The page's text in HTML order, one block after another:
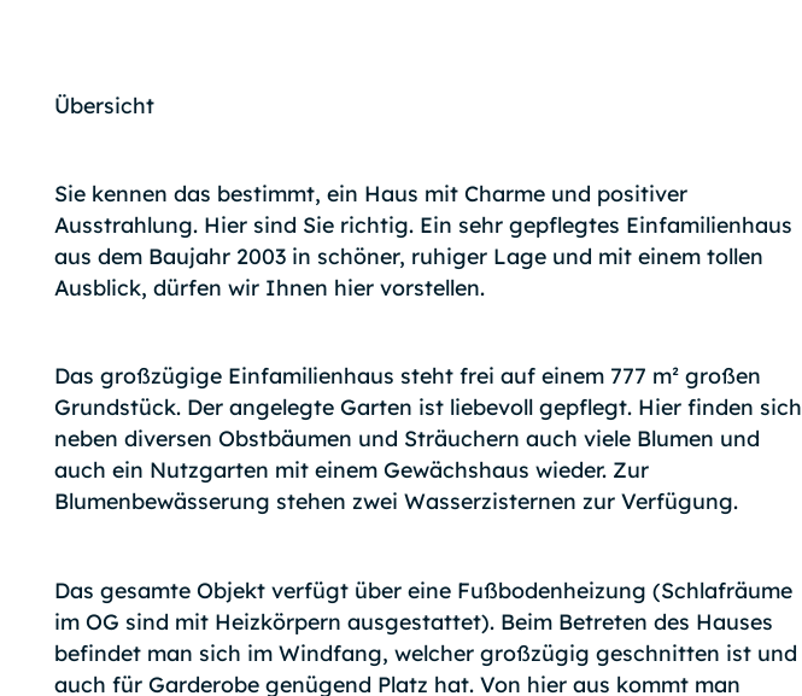
Übersicht
Sie kennen das bestimmt, ein Haus mit Charme und positiver
Ausstrahlung. Hier sind Sie richtig. Ein sehr gepflegtes Einfamilienhaus
aus dem Baujahr 2003 in schöner, ruhiger Lage und mit einem tollen
Ausblick, dürfen wir Ihnen hier vorstellen.
Das großzügige Einfamilienhaus steht frei auf einem 777 m² großen
Grundstück. Der angelegte Garten ist liebevoll gepflegt. Hier finden sich
neben diversen Obstbäumen und Sträuchern auch viele Blumen und
auch ein Nutzgarten mit einem Gewächshaus wieder. Zur
Blumenbewässerung stehen zwei Wasserzisternen zur Verfügung.
Das gesamte Objekt verfügt über eine Fußbodenheizung (Schlafräume
im OG sind mit Heizkörpern ausgestattet). Beim Betreten des Hauses
befindet man sich im Windfang, welcher großzügig geschnitten ist und
auch für Garderobe genügend Platz hat. Von hier aus kommt man